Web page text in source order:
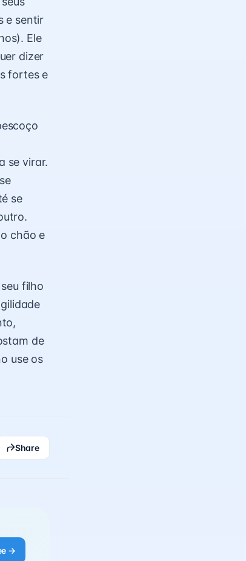
e sentir
Ele
dizer
fortes e
se virar.
se
chão e
filho
de
use os
Share
→